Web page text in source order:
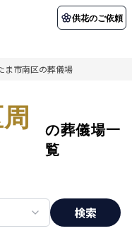
供花のご依頼
儀とは？
の声
ご依頼
ま市南区の葬儀場
の葬儀場一
覧
検索